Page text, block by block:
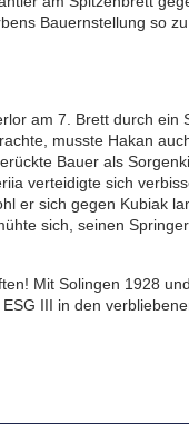
Bauernstellung so
am 7. Brett durch ein
musste Hakan
Bauer als
verteidigte sich
er sich gegen Kubiak
sich, seinen
Mit Solingen 1928
III in den